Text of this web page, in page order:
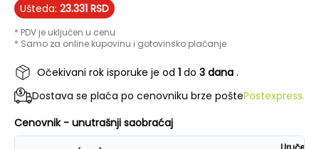
Ušteda: 23.331 RSD
* PDV je uključen u cenu
* Samo za online kupovinu i gotovinsko plaćanje
Očekivani rok isporuke je od 1 do 3 dana .
Dostava se plaća po cenovniku brze poštePostexpress.
Cenovnik - unutrašnji saobraćaj